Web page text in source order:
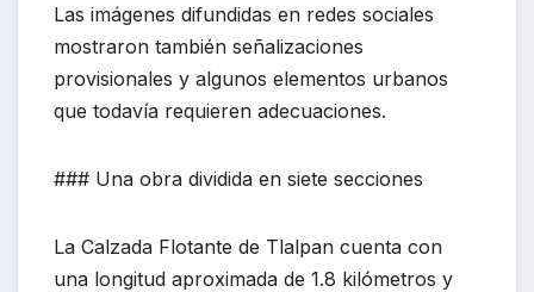
Las imágenes difundidas en redes sociales
mostraron también señalizaciones
provisionales y algunos elementos urbanos
que todavía requieren adecuaciones.
### Una obra dividida en siete secciones
La Calzada Flotante de Tlalpan cuenta con
una longitud aproximada de 1.8 kilómetros y